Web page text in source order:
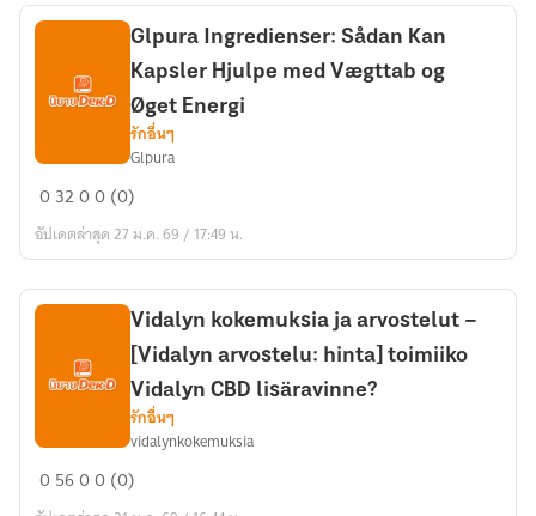
Vorteile
Nachteile
Ingredienser:
Sådan
Kan
Kapsler
Vægttab
Øget
Glpura Ingredienser: Sådan Kan
Kapsler Hjulpe med Vægttab og
Øget Energi
รักอื่นๆ
Glpura
03200 (0)
อัปเดตล่าสุด 27 ม.ค. 69 / 17:49 น.
kokemuksia
Vidalyn kokemuksia ja arvostelut –
[Vidalyn arvostelu: hinta] toimiiko
Vidalyn CBD lisäravinne?
รักอื่นๆ
vidalynkokemuksia
05600 (0)